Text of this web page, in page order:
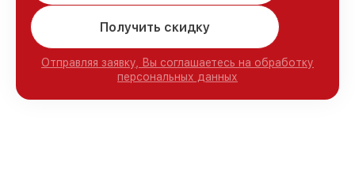
Получить скидку
Отправляя заявку, Вы соглашаетесь на обработку
персональных данных